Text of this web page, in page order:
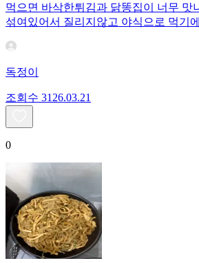
먹으면 바삭한튀김과 닭똥집이 너무 맛
섞여있어서 질리지않고 야식으로 먹기
독정이
조회수 31 26.03.21
0